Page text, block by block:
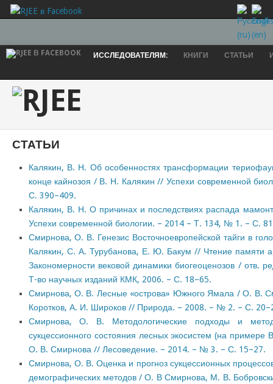
ИССЛЕДОВАТЕЛЯМ: КНИГИ СТАТЬИ
СТАТЬИ
Калякин, В. Н. Об особенностях трансформации
конце кайнозоя / В. Н. Калякин // Успехи современной
С. 390–409.
Калякин, В. Н. О причинах и последствиях распада
Успехи современной биологии. – 2014 – Т. 134, № 1. – С.
Смирнова, О. В. Генезис Восточноевропейской тайги в
Калякин, С. А. Турубанова, Е. Ю. Бакум // Чтение памяти
Закономерности вековой динамики биогеоценозов /
Т-во научных изданий КМК, 2006. – С. 18–65.
Смирнова, О. В. Лесные «острова» Южного Ямала / О. В.
Коротков, А. И. Широков // Природа. – 2008. – № 2. – С.
Смирнова, О. В. Методологические подходы и
сукцессионного состояния лесных экосистем (на примере
О. В. Смирнова // Лесоведение. – 2014. – № 3. – С. 15–27.
Смирнова, О. В. Оценка и прогноз сукцессионных
демографических методов / О. В Смирнова, М. В.